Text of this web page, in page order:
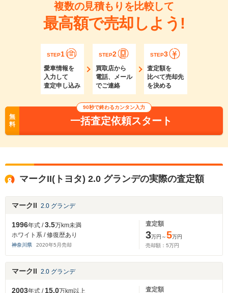
複数の見積もりを比較して
最高額で売却しよう!
STEP1
愛車情報を
入力して
査定申し込み
STEP2
買取店から
電話、メール
でご連絡
STEP3
査定額を
比べて売却先
を決める
無
料
90秒で終わるカンタン入力
一括査定依頼スタート
マークII(トヨタ) 2.0 グランデの実際の査定額
マークII 2.0 グランデ
1996年式 /3.5万km未満
ホワイト系 / 修復歴あり
神奈川県 2020年5 月売却
査定額
3万円～5万円
売却額： 5万円
マークII 2.0 グランデ
2003年式 /15.0万km以上 査定額